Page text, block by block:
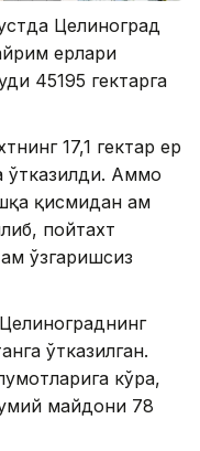
Целиноград
ерлари
45195 гектарга
17,1 гектар ер
ўтказилди. Аммо
қисмидан ҳам
пойтахт
ўзгаришсиз
ўтказилган.
кўра,
майдони 78